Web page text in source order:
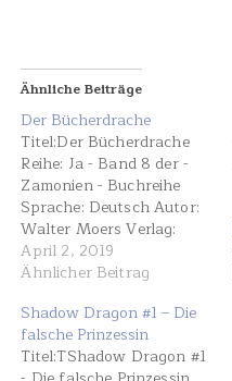
Ähnliche Beiträge
Der Bücherdrache
Titel:Der Bücherdrache
Reihe: Ja - Band 8 der -
Zamonien - Buchreihe
Sprache: Deutsch Autor:
Walter Moers Verlag:
Penguin Genre: Fantasy
ISBN: 978-3-328-60064-
Hardcover Seiten: 192
empfohlenes Alter: ab 15
Jahren Erschienen: 25.
April 2, 2019
Ähnlicher Beitrag
Shadow Dragon #1 – Die
falsche Prinzessin
Titel:TShadow Dragon #1